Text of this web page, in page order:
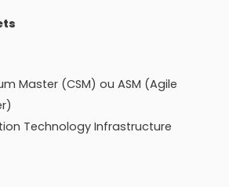
Master (CSM) ou ASM (Agile
Technology Infrastructure